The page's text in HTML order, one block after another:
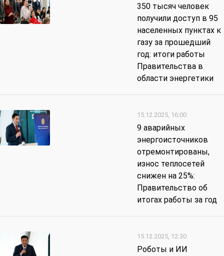
350 тысяч человек
получили доступ в 95
населенных пунктах к
газу за прошедший
год: итоги работы
Правительства в
области энергетики
15.12.2025, 16:00
9 аварийных
энергоисточников
отремонтированы,
износ теплосетей
снижен на 25%:
Правительство об
итогах работы за год
15.12.2025, 12:30
Роботы и ИИ